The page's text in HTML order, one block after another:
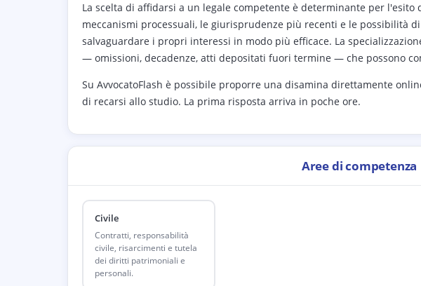
La scelta di affidarsi a un legale competente è determinante per l'esito
meccanismi processuali, le giurisprudenze più recenti e le possibilità
salvaguardare i propri interessi in modo più efficace. La
— omissioni, decadenze, atti depositati fuori termine — che possono
Su AvvocatoFlash è possibile proporre una disamina direttamente
di recarsi allo studio. La prima risposta arriva in poche ore.
Aree di competenza
Civile
Contratti, responsabilità
civile, risarcimenti e tutela
dei diritti patrimoniali e
personali.